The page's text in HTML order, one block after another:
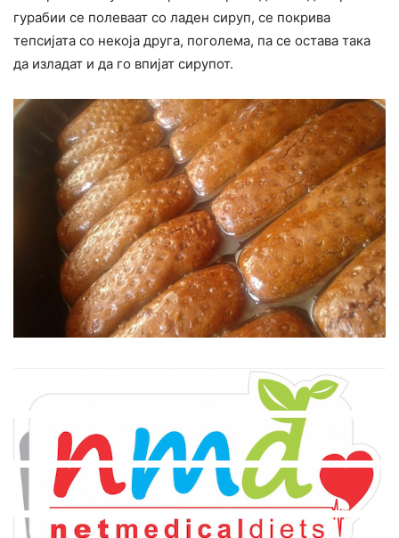
гурабии се полеваат со ладен сируп, се покрива
тепсијата со некоја друга, поголема, па се остава така
да изладат и да го впијат сирупот.